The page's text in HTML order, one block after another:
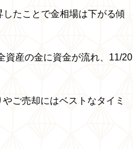
たことで金相場は下がる傾
資産の金に資金が流れ、11/20
ご売却にはベストなタイミ